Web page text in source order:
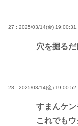
27 : 2025/03/14(金)
穴を掘る
28 : 2025/03/14(金)
すまんケ
これでも